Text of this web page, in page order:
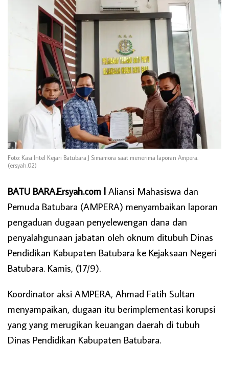
Foto: Kasi Intel Kejari Batubara J Simamora saat menerima laporan Ampera.
(ersyah.02)
BATU BARA.Ersyah.com l Aliansi Mahasiswa dan
Pemuda Batubara (AMPERA) menyambaikan laporan
pengaduan dugaan penyelewengan dana dan
penyalahgunaan jabatan oleh oknum ditubuh Dinas
Pendidikan Kabupaten Batubara ke Kejaksaan Negeri
Batubara. Kamis, (17/9).
Koordinator aksi AMPERA, Ahmad Fatih Sultan
menyampaikan, dugaan itu berimplementasi korupsi
yang yang merugikan keuangan daerah di tubuh
Dinas Pendidikan Kabupaten Batubara.